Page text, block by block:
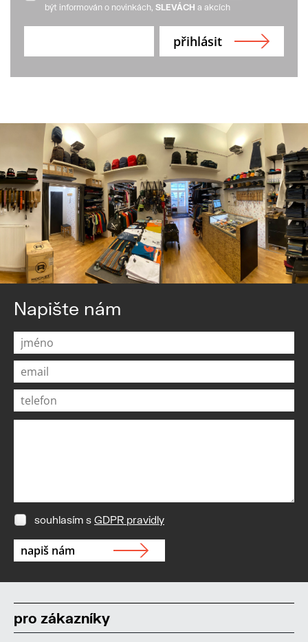
být informován o novinkách, SLEVÁCH a akcích
Napište nám
souhlasím s GDPR pravidly
pro zákazníky